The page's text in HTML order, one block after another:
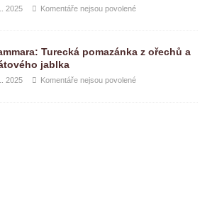
2025 Komentáře nejsou povolené
Turecká pomazánka z ořechů a
jablka
2025 Komentáře nejsou povolené